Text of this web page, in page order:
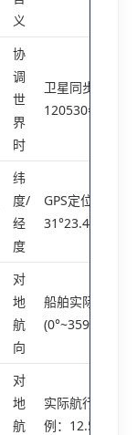
义
协
调
世
界
时
卫星同步时间(
120530=12日
纬
度/
经
度
GPS定位数据(
31°23.45′N/
对
地
航
向
船舶实际运动方
(0°~359°,以真
对
地
航
实际航行速度(
例：12.5 kn)